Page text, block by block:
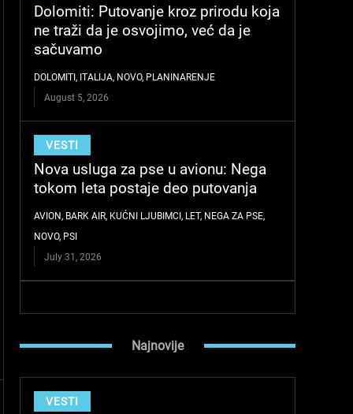
Dolomiti: Putovanje kroz prirodu koja
ne traži da je osvojimo, već da je
sačuvamo
DOLOMITI, ITALIJA, NOVO, PLANINARENJE
August 5, 2026
VESTI
Nova usluga za pse u avionu: Nega
tokom leta postaje deo putovanja
AVION, BARK AIR, KUĆNI LJUBIMCI, LET, NEGA ZA PSE,
NOVO, PSI
July 31, 2026
Najnovije
VESTI